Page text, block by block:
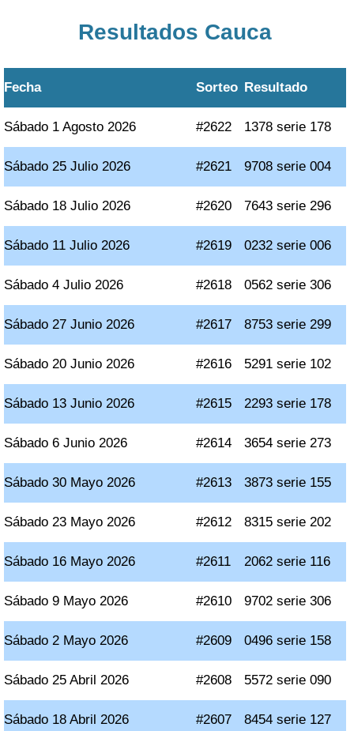
Resultados Cauca
Fecha Sorteo Resultado
Sábado 1 Agosto 2026 #2622 1378 serie 178
Sábado 25 Julio 2026 #2621 9708 serie 004
Sábado 18 Julio 2026 #2620 7643 serie 296
Sábado 11 Julio 2026 #2619 0232 serie 006
Sábado 4 Julio 2026 #2618 0562 serie 306
Sábado 27 Junio 2026 #2617 8753 serie 299
Sábado 20 Junio 2026 #2616 5291 serie 102
Sábado 13 Junio 2026 #2615 2293 serie 178
Sábado 6 Junio 2026 #2614 3654 serie 273
Sábado 30 Mayo 2026 #2613 3873 serie 155
Sábado 23 Mayo 2026 #2612 8315 serie 202
Sábado 16 Mayo 2026 #2611 2062 serie 116
Sábado 9 Mayo 2026 #2610 9702 serie 306
Sábado 2 Mayo 2026 #2609 0496 serie 158
Sábado 25 Abril 2026 #2608 5572 serie 090
Sábado 18 Abril 2026 #2607 8454 serie 127